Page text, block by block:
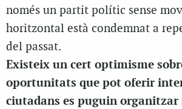
només un partit polític sense
horitzontal està condemnat a
del passat.
Existeix un cert optimisme
oportunitats que pot oferir
ciutadans es puguin organitzar